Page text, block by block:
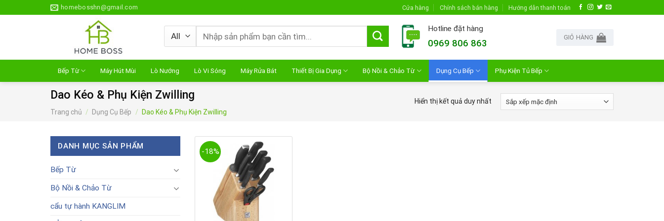
to
homebosshn@gmail.com Cửa hàng Chính sách bán hàng Hướng dẫn thanh toán
Tìm
kiếm:
Hotline đặt hàng
0969 806 863
GIỎ HÀNG
Bếp Từ Máy Hút Mùi Lò Nướng Lò Vi Sóng Máy Rửa Bát Thiết Bị Gia Dụng Bộ Nồi & Chảo Từ Dụng Cụ Bếp Phụ Kiện Tủ Bếp
Dao Kéo & Phụ Kiện Zwilling
Trang chủ / Dụng Cụ Bếp / Dao Kéo & Phụ Kiện Zwilling
Hiển thị kết quả duy nhất
DANH MỤC SẢN PHẨM
Bếp Từ
Bộ Nồi & Chảo Từ
cẩu tự hành KANGLIM
-18%